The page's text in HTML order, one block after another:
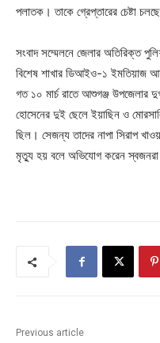
পলাতক। তাকে গ্রেপ্তারের চেষ্টা
সংবাদ সম্মেলনে জেলার অতিরিক্ত
বিশেষ শাখার ডিআইও-১ ইমতিয়াজ
গত ১০ মার্চ রাতে আশুগঞ্জ উপজেলার
হোসেনের দুই ছেলে ইয়াছিন ও
ছিল। সেজন্য তাদের নাপা সিরাপ
মৃত্যু হয় বলে অভিযোগ করেন
Previous article